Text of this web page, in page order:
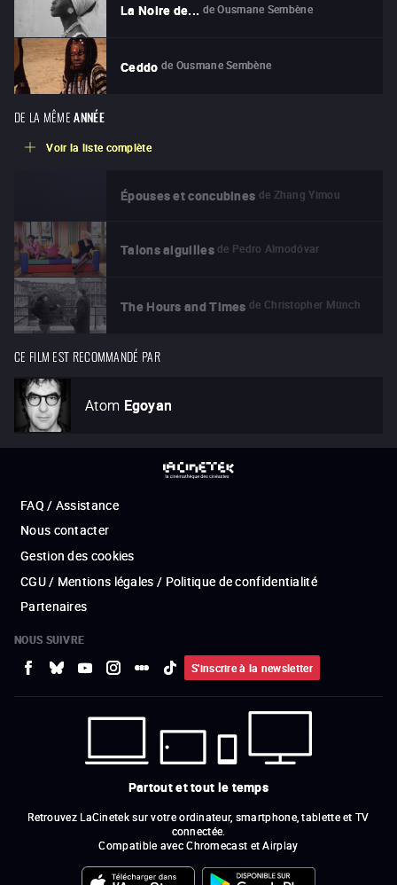
La Noire de... de Ousmane Sembène
Ceddo de Ousmane Sembène
DE LA MÊME ANNÉE
Voir la liste complète
Épouses et concubines de Zhang Yimou
Talons aiguilles de Pedro Almodóvar
The Hours and Times de Christopher Münch
CE FILM EST RECOMMANDÉ PAR
Atom Egoyan
FAQ / Assistance
Nous contacter
Gestion des cookies
CGU / Mentions légales / Politique de confidentialité
Partenaires
NOUS SUIVRE
S'inscrire à la newsletter
Partout et tout le temps
Retrouvez LaCinetek sur votre ordinateur, smartphone, tablette et TV
connectée.
Compatible avec Chromecast et Airplay